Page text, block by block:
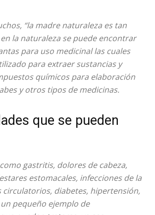
“la madre naturaleza es tan
en la naturaleza se puede encontrar
para uso medicinal las cuales
para extraer sustancias y
químicos para elaboración
y otros tipos de medicinas.
que se pueden
gastritis, dolores de cabeza,
estomacales, infecciones de la
circulatorios, diabetes, hipertensión,
pequeño ejemplo de